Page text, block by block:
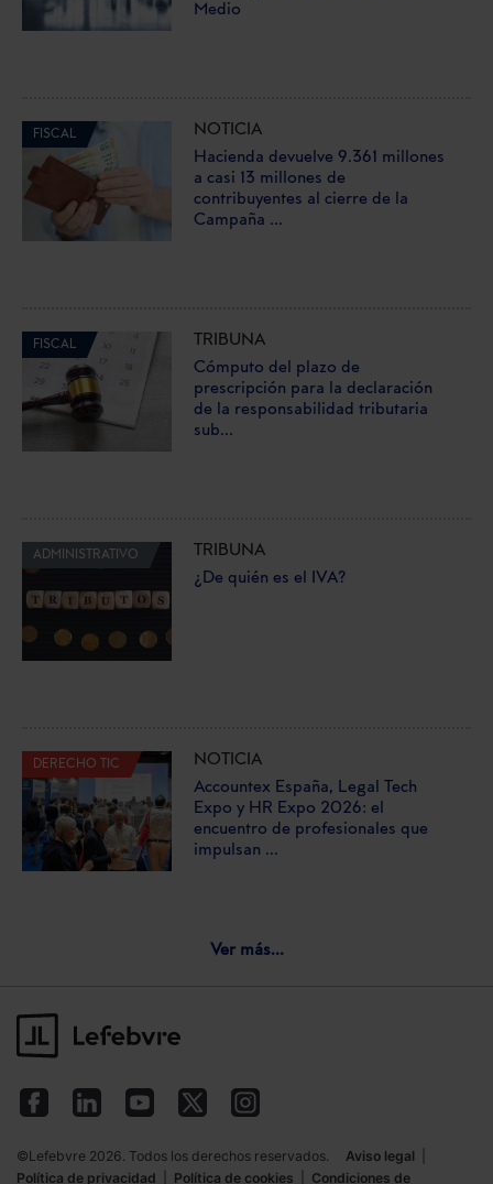
Medio
FISCAL
NOTICIA
Hacienda devuelve 9.361 millones
a casi 13 millones de
contribuyentes al cierre de la
Campaña ...
FISCAL
TRIBUNA
Cómputo del plazo de
prescripción para la declaración
de la responsabilidad tributaria
sub...
ADMINISTRATIVO
TRIBUNA
¿De quién es el IVA?
DERECHO TIC
NOTICIA
Accountex España, Legal Tech
Expo y HR Expo 2026: el
encuentro de profesionales que
impulsan ...
Ver más...
©Lefebvre 2026. Todos los derechos reservados. Aviso legal
Política de privacidad
Política de cookies Condiciones de